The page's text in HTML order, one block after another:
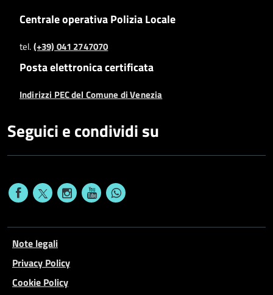
Centrale operativa Polizia Locale
tel.(+39) 041 2747070
Posta elettronica certificata
Indirizzi PEC del Comune di Venezia
Seguici e condividi su
Note legali
Privacy Policy
Cookie Policy